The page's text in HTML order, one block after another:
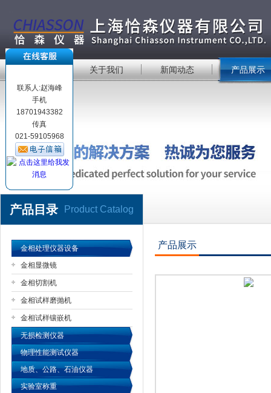
公司名称
关于我们 新闻动态 产品展示
产品目录 Product Catalog
金相处理仪器设备
金相显微镜
金相切割机
金相试样磨抛机
金相试样镶嵌机
无损检测仪器
物理性能测试仪器
地质、公路、石油仪器
实验室称重
产品展示
联系人:赵海峰
手机
18701943382
传真
021-59105968